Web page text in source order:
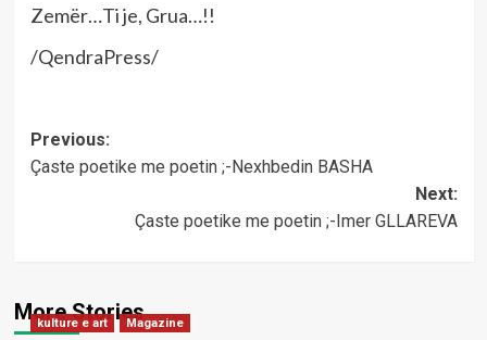
Zemër…Ti je, Grua…!!
/QendraPress/
Post
navigation
Previous:
Çaste poetike me poetin ;-Nexhbedin BASHA
Next:
Çaste poetike me poetin ;-Imer GLLAREVA
More Stories
kulture e art Magazine